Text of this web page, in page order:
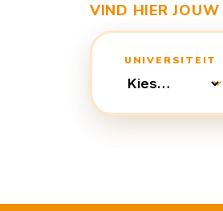
VIND HIER
UNIVERSITEIT